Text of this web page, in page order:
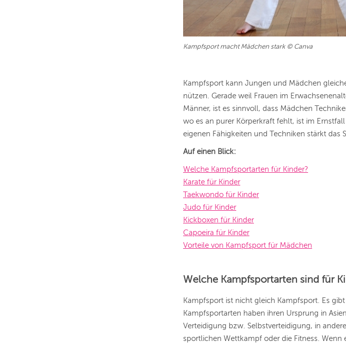
Kampfsport macht Mädchen stark © Canva
Kampfsport kann Jungen und Mädchen
nützen. Gerade weil Frauen im
Männer, ist es sinnvoll, dass Mädchen
wo es an purer Körperkraft fehlt, ist im
eigenen Fähigkeiten und Techniken stärkt das
Auf einen Blick:
Welche Kampfsportarten für Kinder?
Karate für Kinder
Taekwondo für Kinder
Judo für Kinder
Kickboxen für Kinder
Capoeira für Kinder
Vorteile von Kampfsport für Mädchen
Welche Kampfsportarten sind für
Kampfsport ist nicht gleich Kampfsport. Es
Kampfsportarten haben ihren Ursprung in
Verteidigung bzw. Selbstverteidigung, in
sportlichen Wettkampf oder die Fitness.